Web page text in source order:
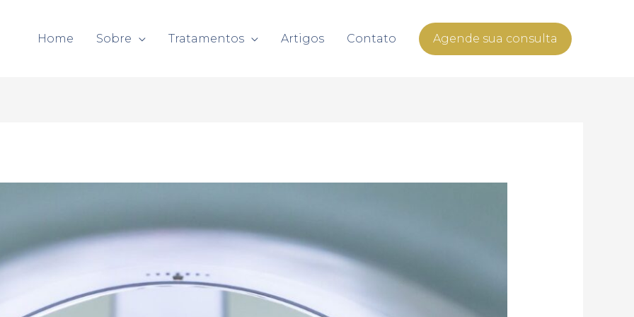
Home Sobre Tratamentos Artigos Contato Agende sua consulta